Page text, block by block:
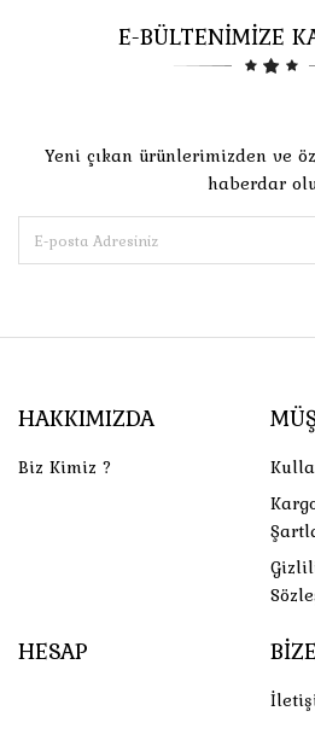
E-BÜLTENİMİZE
Yeni çıkan ürünlerimizden ve
haberdar
HAKKIMIZDA
Biz Kimiz ?
HESAP